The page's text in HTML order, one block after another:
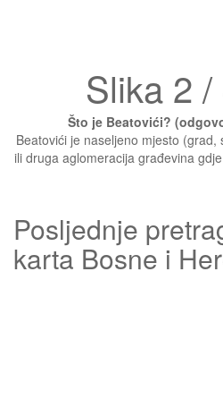
Slika 2 /
Što je Beatovići?
Beatovići je naseljeno mjesto (grad,
ili druga aglomeracija građevina
Posljednje
karta Bosne i